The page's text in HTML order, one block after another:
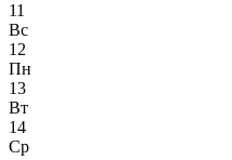
11
Вс
12
Пн
13
Вт
14
Ср